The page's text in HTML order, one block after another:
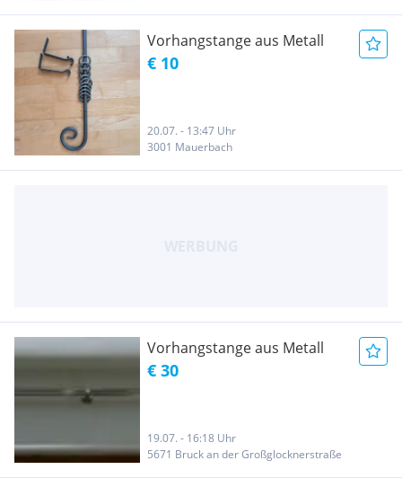
Vorhangstange aus Metall
€ 10
20.07. - 13:47 Uhr
3001 Mauerbach
Vorhangstange aus Metall
€ 30
19.07. - 16:18 Uhr
5671 Bruck an der Großglocknerstraße